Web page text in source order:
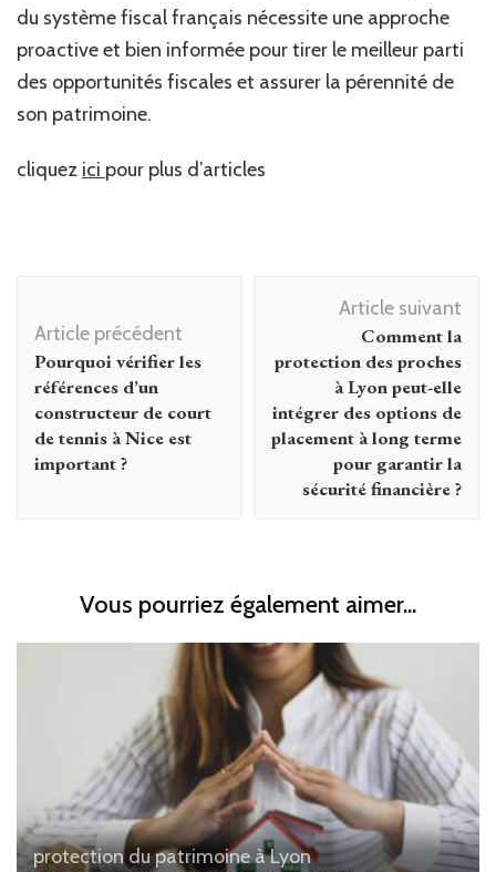
du système fiscal français nécessite une approche
proactive et bien informée pour tirer le meilleur parti
des opportunités fiscales et assurer la pérennité de
son patrimoine.
cliquez ici pour plus d’articles
d'article
Article précédent
Pourquoi vérifier les
références d’un
constructeur de court
de tennis à Nice est
important ?
Article suivant
Comment la
protection des proches
à Lyon peut-elle
intégrer des options de
placement à long terme
pour garantir la
sécurité financière ?
Vous pourriez également aimer...
protection du patrimoine à Lyon